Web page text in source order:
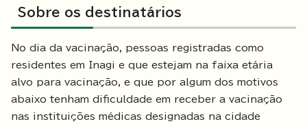
Sobre os destinatários
No dia da vacinação, pessoas registradas como
residentes em Inagi e que estejam na faixa etária
alvo para vacinação, e que por algum dos motivos
abaixo tenham dificuldade em receber a vacinação
nas instituições médicas designadas na cidade